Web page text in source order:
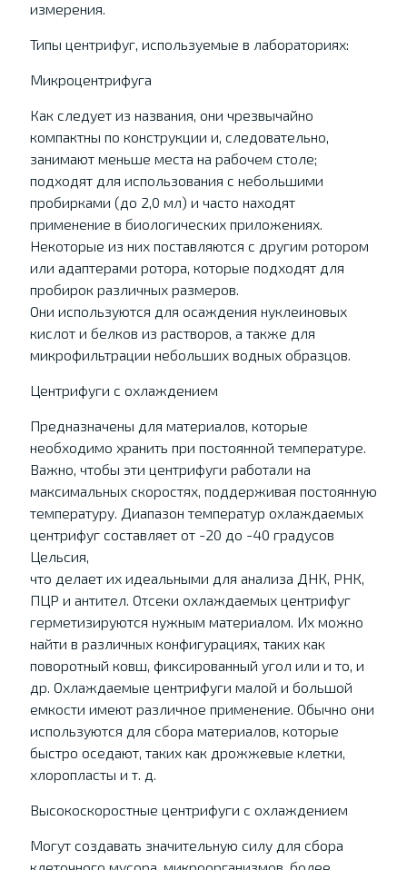
измерения.
Типы центрифуг, используемые в лабораториях:
Микроцентрифуга
Как следует из названия, они чрезвычайно
компактны по конструкции и, следовательно,
занимают меньше места на рабочем столе;
подходят для использования с небольшими
пробирками (до 2,0 мл) и часто находят
применение в биологических приложениях.
Некоторые из них поставляются с другим ротором
или адаптерами ротора, которые подходят для
пробирок различных размеров.
Они используются для осаждения нуклеиновых
кислот и белков из растворов, а также для
микрофильтрации небольших водных образцов.
Центрифуги с охлаждением
Предназначены для материалов, которые
необходимо хранить при постоянной температуре.
Важно, чтобы эти центрифуги работали на
максимальных скоростях, поддерживая постоянную
температуру. Диапазон температур охлаждаемых
центрифуг составляет от -20 до -40 градусов
Цельсия,
что делает их идеальными для анализа ДНК, РНК,
ПЦР и антител. Отсеки охлаждаемых центрифуг
герметизируются нужным материалом. Их можно
найти в различных конфигурациях, таких как
поворотный ковш, фиксированный угол или и то, и
др. Охлаждаемые центрифуги малой и большой
емкости имеют различное применение. Обычно они
используются для сбора материалов, которые
быстро оседают, таких как дрожжевые клетки,
хлоропласты и т. д.
Высокоскоростные центрифуги с охлаждением
Могут создавать значительную силу для сбора